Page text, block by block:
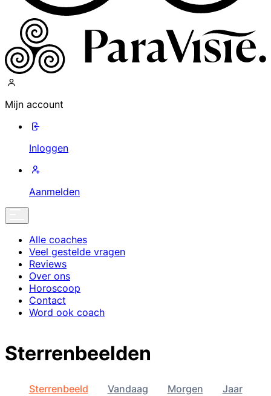
Mijn account
Inloggen
Aanmelden
Alle coaches
Veel gestelde vragen
Reviews
Over ons
Horoscoop
Contact
Word ook coach
Sterrenbeelden
Sterrenbeeld Vandaag Morgen
Jaar